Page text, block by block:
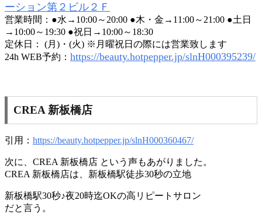
ーション第２ビル２Ｆ
営業時間：●水→10:00～20:00 ●木・金→11:00～21:00 ●土日
→10:00～19:30 ●祝日→10:00～18:30
定休日： (月)・(火) ※月曜祝日の際には営業致します
24h WEB予約： https://beauty.hotpepper.jp/slnH000395239/
CREA 新板橋店
引用： https://beauty.hotpepper.jp/slnH000360467/
次に、CREA 新板橋店 という声もあがりました。
CREA 新板橋店は、新板橋駅徒歩30秒の立地
新板橋駅30秒♪夜20時迄OKの高リピートサロン
だと言う。